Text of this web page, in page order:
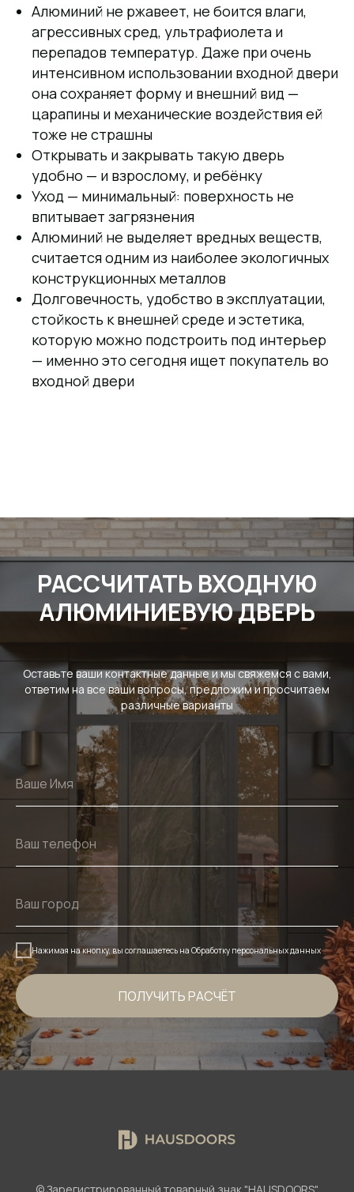
Алюминий не ржавеет, не боится влаги,
агрессивных сред, ультрафиолета и
перепадов температур. Даже при очень
интенсивном использовании входной двери
она сохраняет форму и внешний вид —
царапины и механические воздействия ей
тоже не страшны
Открывать и закрывать такую дверь
удобно — и взрослому, и ребёнку
Уход — минимальный: поверхность не
впитывает загрязнения
Алюминий не выделяет вредных веществ,
считается одним из наиболее экологичных
конструкционных металлов
Долговечность, удобство в эксплуатации,
стойкость к внешней среде и эстетика,
которую можно подстроить под интерьер
— именно это сегодня ищет покупатель во
входной двери
РАССЧИТАТЬ ВХОДНУЮ
АЛЮМИНИЕВУЮ ДВЕРЬ
Оставьте ваши контактные данные и мы свяжемся с вами,
ответим на все ваши вопросы, предложим и просчитаем
различные варианты
Нажимая на кнопку, вы соглашаетесь на Обработку персональных данных
ПОЛУЧИТЬ РАСЧЁТ
© Зарегистрированный товарный знак "HAUSDOORS"